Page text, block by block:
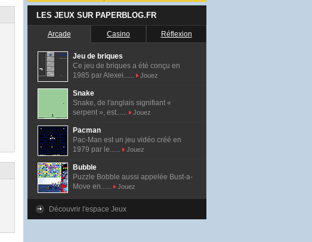
LES JEUX SUR PAPERBLOG.FR
Arcade Casino Réflexion
Jeu de briques
Ce jeu de briques a été conçu en
1985 par Alexei......
Jouez
Snake
Snake, de l'anglais signifiant «
serpent », est......
Jouez
Pacman
Pac-Man est un jeu vidéo créé en
1979 par le......
Jouez
Bubble
Puzzle Bobble aussi appelée Bust-a-
Move en......
Jouez
Découvrir l'espace Jeux